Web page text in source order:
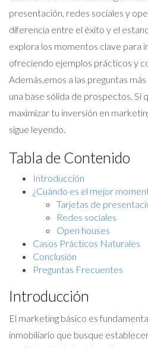
presentación, redes sociales y
diferencia entre el éxito y el
explora los momentos clave para
ofreciendo ejemplos prácticos y
Además,emos a las preguntas
una base sólida de prospectos. Si
maximizar tu inversión en
sigue leyendo.
Tabla de Contenido
Introducción
¿Cuándo es el mejor
Tarjetas de
Redes sociales
Open houses
Casos Prácticos Naturales
Conclusión
Preguntas Frecuentes
Introducción
El marketing básico es
inmobiliario que busque